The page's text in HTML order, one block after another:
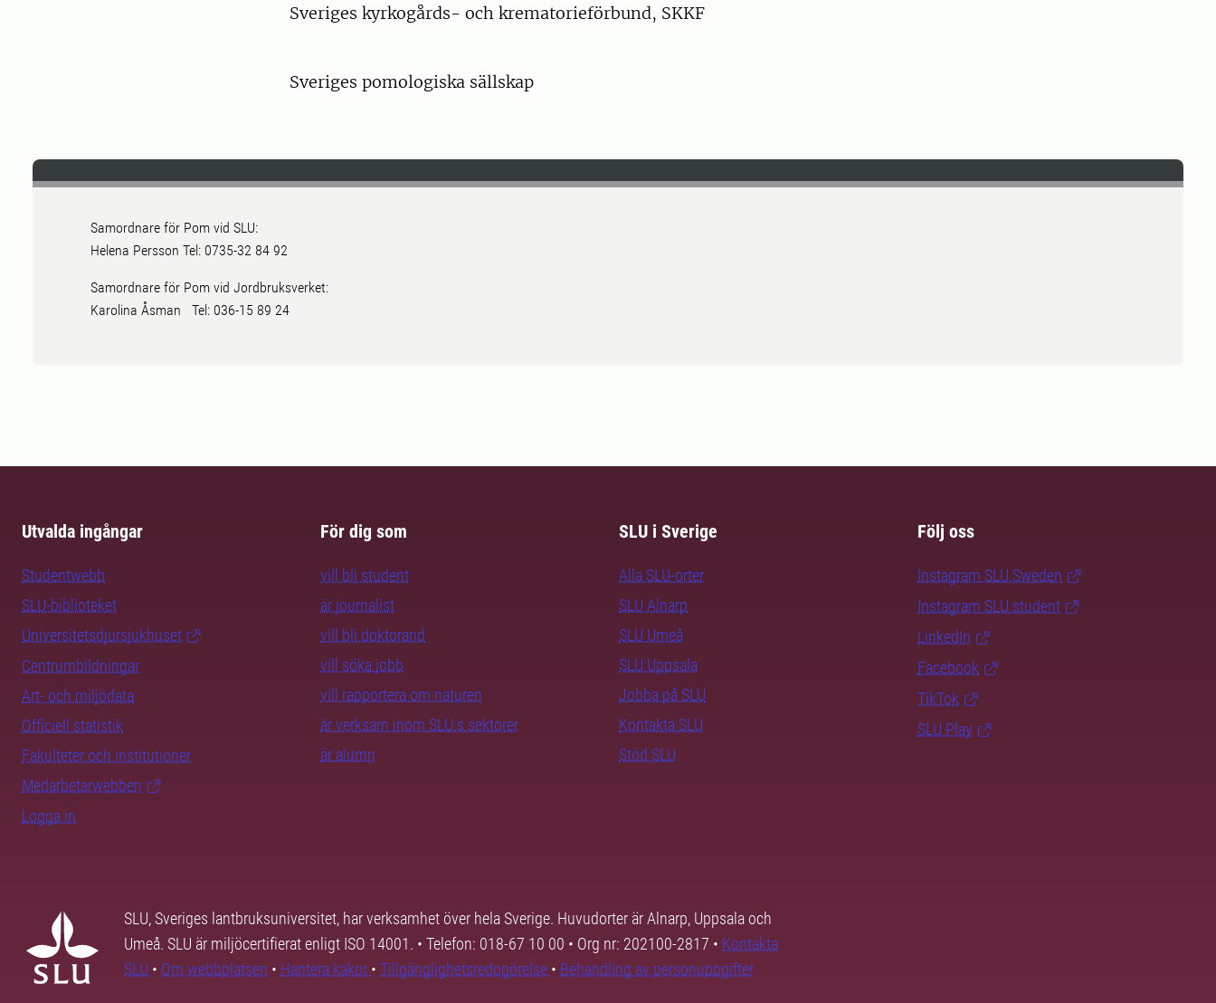
Sveriges kyrkogårds- och krematorieförbund, SKKF
Sveriges pomologiska sällskap
Samordnare för Pom vid SLU:
Helena Persson Tel: 0735-32 84 92
Samordnare för Pom vid Jordbruksverket:
Karolina Åsman Tel: 036-15 89 24
Utvalda ingångar
Studentwebb
SLU-biblioteket
Universitetsdjursjukhuset
Centrumbildningar
Art- och miljödata
Officiell statistik
Fakulteter och institutioner
Medarbetarwebben
Logga in
För dig som
vill bli student
är journalist
vill bli doktorand
vill söka jobb
vill rapportera om naturen
är verksam inom SLU:s sektorer
är alumn
SLU i Sverige
Alla SLU-orter
SLU Alnarp
SLU Umeå
SLU Uppsala
Jobba på SLU
Kontakta SLU
Stöd SLU
Följ oss
Instagram SLU.Sweden
Instagram SLU.student
LinkedIn
Facebook
TikTok
SLU Play
SLU, Sveriges lantbruksuniversitet, har verksamhet över hela Sverige. Huvudorter är Alnarp, Uppsala och
Umeå. SLU är miljöcertifierat enligt ISO 14001. • Telefon: 018-67 10 00 • Org nr: 202100-2817 • Kontakta
SLU • Om webbplatsen • Hantera kakor • Tillgänglighetsredogörelse • Behandling av personuppgifter